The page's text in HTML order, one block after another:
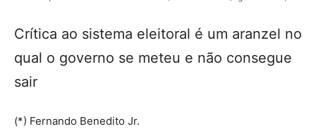
Crítica ao sistema eleitoral é um aranzel no
qual o governo se meteu e não consegue
sair
(*) Fernando Benedito Jr.